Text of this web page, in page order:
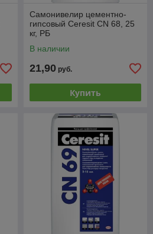
Самонивелир цементно-
гипсовый Ceresit CN 68, 25
кг, РБ
В наличии
21,90 руб.
Купить